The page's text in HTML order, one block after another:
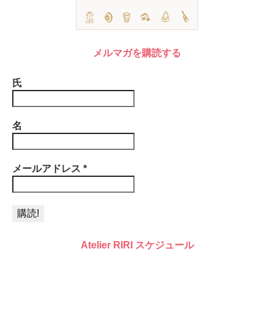
メルマガを購読する
氏
名
メールアドレス *
Atelier RIRI スケジュール